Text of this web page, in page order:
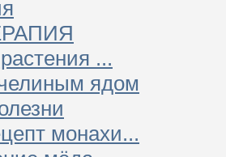
...
ядом
монахи...